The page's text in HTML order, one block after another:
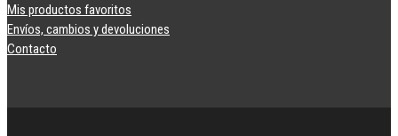
Mis productos favoritos
Envíos, cambios y devoluciones
Contacto